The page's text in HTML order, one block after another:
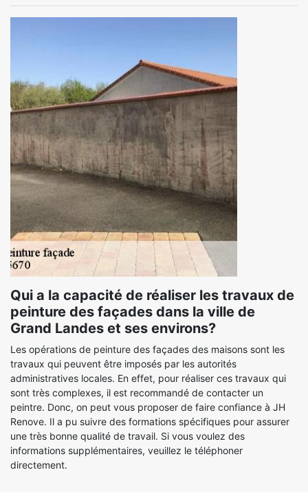
Qui a la capacité de réaliser les travaux de
peinture des façades dans la ville de
Grand Landes et ses environs?
Les opérations de peinture des façades des maisons sont les
travaux qui peuvent être imposés par les autorités
administratives locales. En effet, pour réaliser ces travaux qui
sont très complexes, il est recommandé de contacter un
peintre. Donc, on peut vous proposer de faire confiance à JH
Renove. Il a pu suivre des formations spécifiques pour assurer
une très bonne qualité de travail. Si vous voulez des
informations supplémentaires, veuillez le téléphoner
directement.